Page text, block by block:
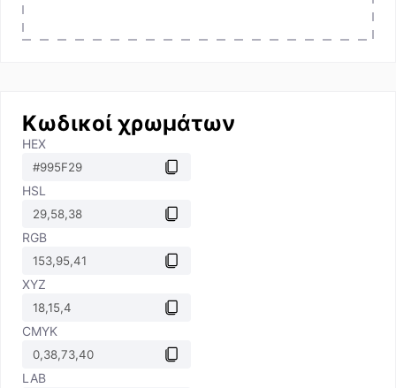
Κωδικοί χρωμάτων
HEX
HSL
RGB
XYZ
CMYK
LAB